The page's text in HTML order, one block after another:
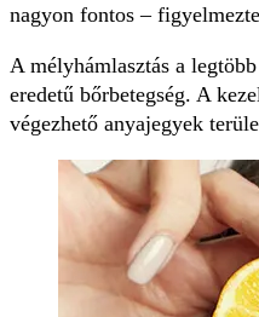
nagyon fontos –
A mélyhámlasztás a
eredetű bőrbetegség. A
végezhető anyajegyek